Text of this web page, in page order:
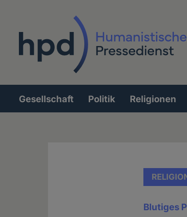
Hauptnavigation
Gesellschaft Politik Religionen
Blutiges